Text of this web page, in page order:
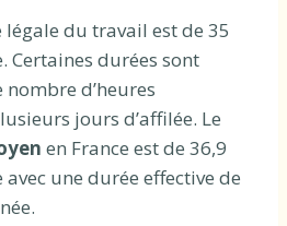
légale du travail est de 35
Certaines durées sont
d’heures
jours d’affilée. Le
en France est de 36,9
une durée effective de